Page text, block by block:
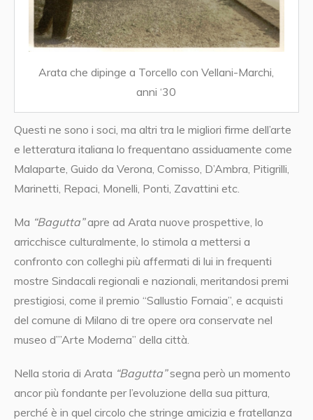
Arata che dipinge a Torcello con Vellani-Marchi,
anni ‘30
Questi ne sono i soci, ma altri tra le migliori firme dell’arte
e letteratura italiana lo frequentano assiduamente come
Malaparte, Guido da Verona, Comisso, D’Ambra, Pitigrilli,
Marinetti, Repaci, Monelli, Ponti, Zavattini etc.
Ma “Bagutta”apre ad Arata nuove prospettive, lo
arricchisce culturalmente, lo stimola a mettersi a
confronto con colleghi più affermati di lui in frequenti
mostre Sindacali regionali e nazionali, meritandosi premi
prestigiosi, come il premio “Sallustio Fornaia”, e acquisti
del comune di Milano di tre opere ora conservate nel
museo d’”Arte Moderna” della città.
Nella storia di Arata “Bagutta”segna però un momento
ancor più fondante per l’evoluzione della sua pittura,
perché è in quel circolo che stringe amicizia e fratellanza